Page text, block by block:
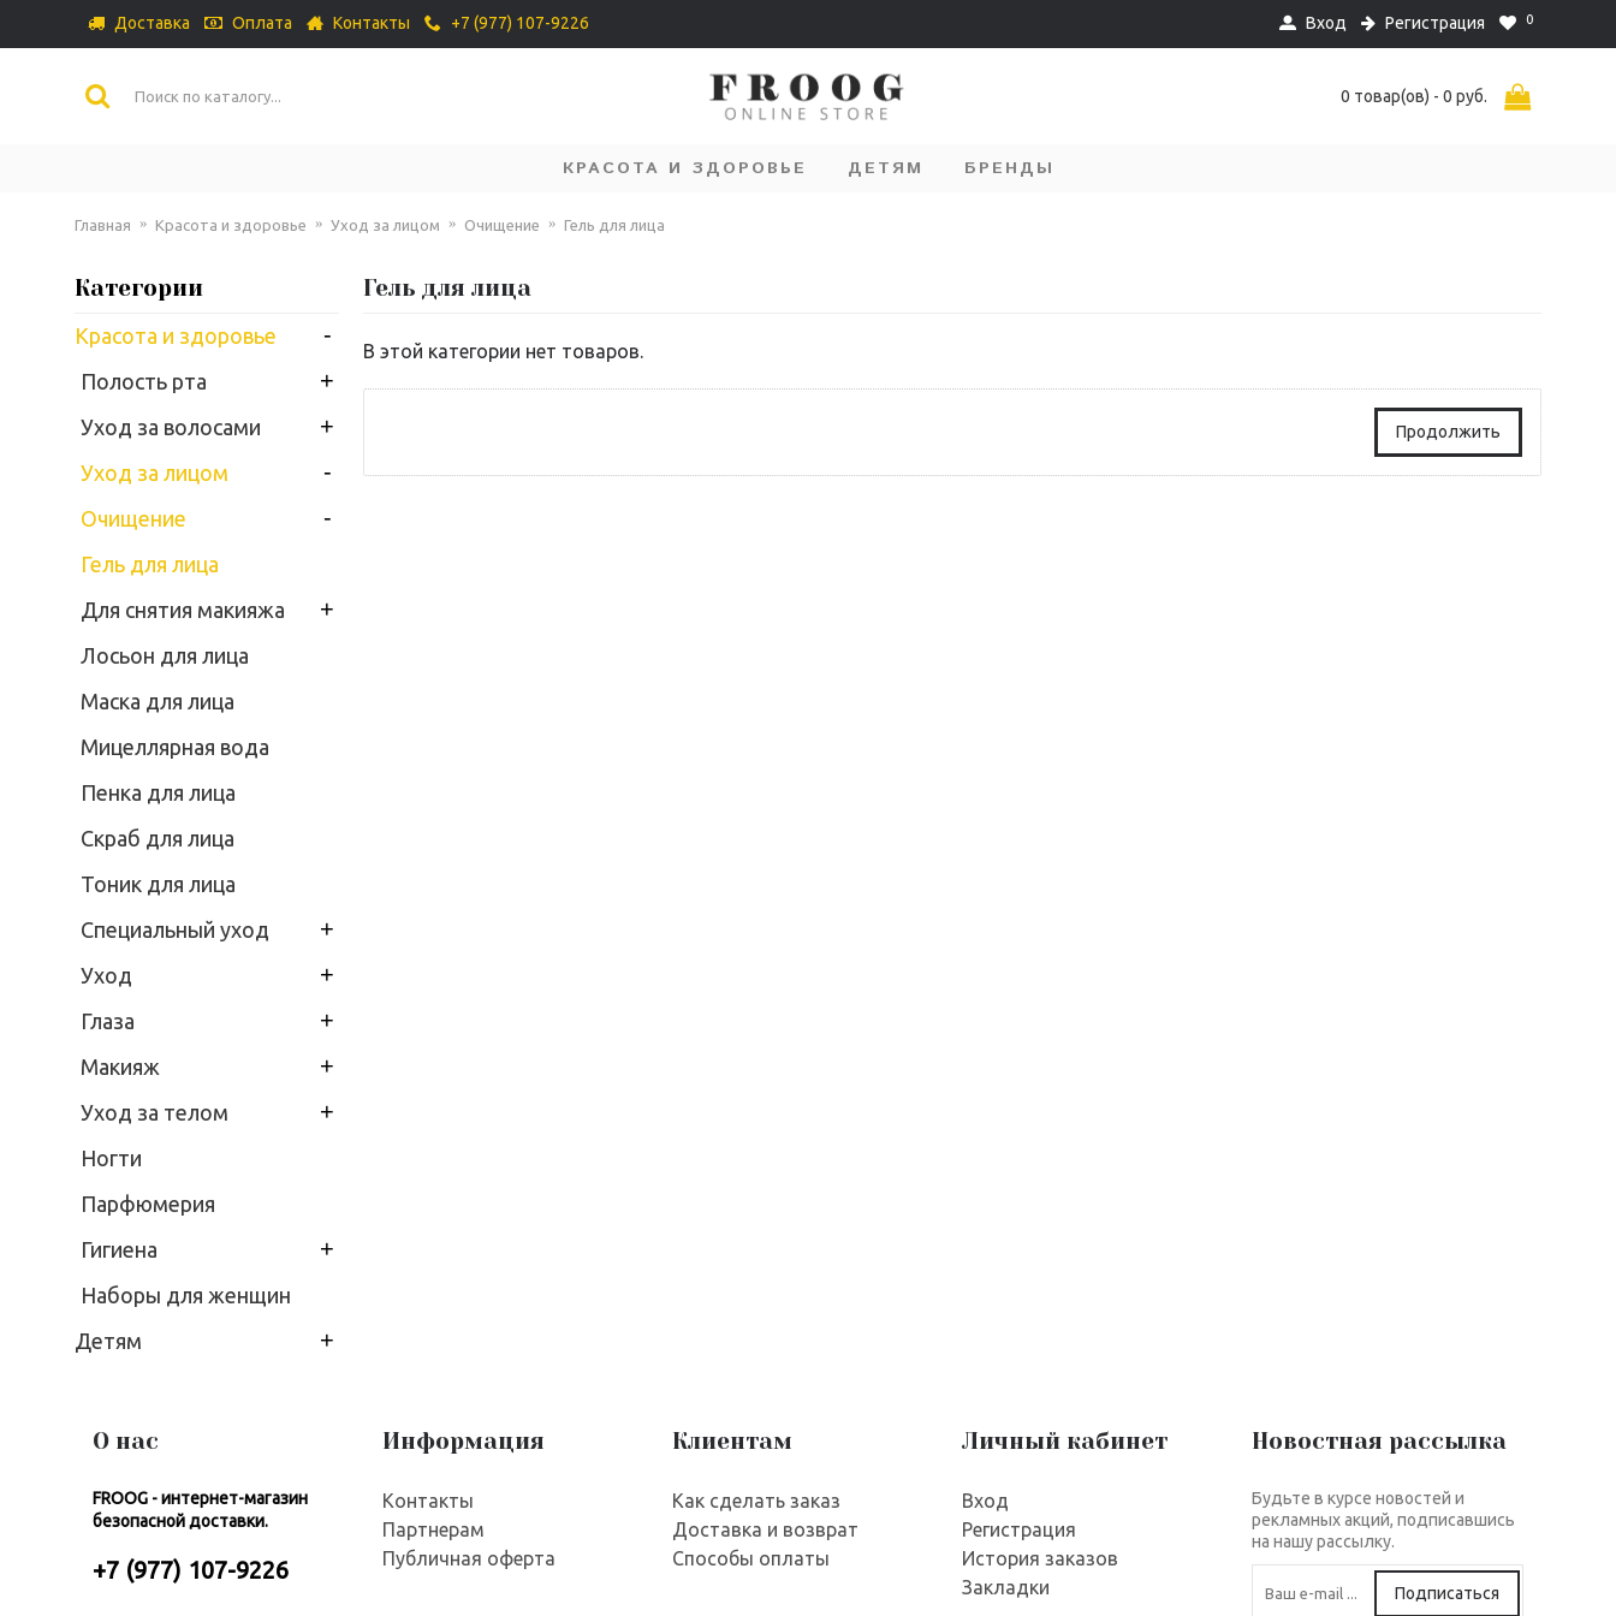
Доставка Оплата Контакты +7 (977) 107-9226 Вход Регистрация 0
0 товар(ов) - 0 руб.
КРАСОТА И ЗДОРОВЬЕ ДЕТЯМ БРЕНДЫ
Главная Красота и здоровье Уход за лицом Очищение Гель для лица
Категории
Красота и здоровье -
Полость рта +
Уход за волосами +
Уход за лицом -
Очищение -
Гель для лица
Для снятия макияжа
+
Лосьон для лица
Маска для лица
Мицеллярная вода
Пенка для лица
Скраб для лица
Тоник для лица
Специальный уход
+
Уход +
Глаза +
Макияж +
Уход за телом +
Ногти
Парфюмерия
Гигиена
+
Наборы для женщин
Детям
+
Гель для лица
В этой категории нет товаров.
Продолжить
О нас
FROOG - интернет-магазин
безопасной доставки.
+7 (977) 107-9226
Информация
Контакты
Партнерам
Публичная оферта
Клиентам
Как сделать заказ
Доставка и возврат
Способы оплаты
Личный кабинет
Вход
Регистрация
История заказов
Закладки
Новостная рассылка
Будьте в курсе новостей и
рекламных акций, подписавшись
на нашу рассылку.
Подписаться